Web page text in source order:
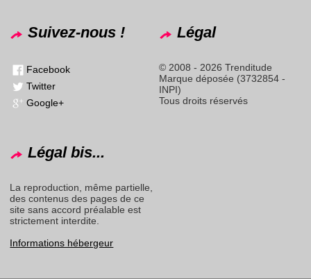
Suivez-nous !
Facebook
Twitter
Google+
Légal
© 2008 - 2026 Trenditude
Marque déposée (3732854 -
INPI)
Tous droits réservés
Légal bis...
La reproduction, même partielle,
des contenus des pages de ce
site sans accord préalable est
strictement interdite.
Informations hébergeur